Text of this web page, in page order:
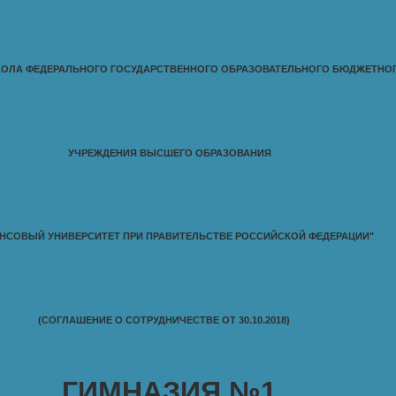
ФЕДЕРАЛЬНОГО ГОСУДАРСТВЕННОГО ОБРАЗОВАТЕЛЬНОГО
УЧРЕЖДЕНИЯ ВЫСШЕГО ОБРАЗОВАНИЯ
УНИВЕРСИТЕТ ПРИ ПРАВИТЕЛЬСТВЕ РОССИЙСКОЙ ФЕДЕРАЦИИ"
(СОГЛАШЕНИЕ О СОТРУДНИЧЕСТВЕ ОТ 30.10.2018)